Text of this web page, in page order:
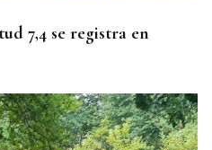
7,4 se registra en